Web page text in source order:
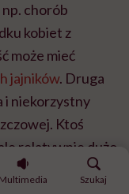
Multimedia
Szukaj
np. chorób
kobiet z
może mieć
jajników. Druga
i niekorzystny
Ktoś
relatywnie dużo
brzusznej i za